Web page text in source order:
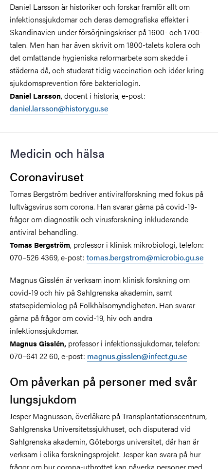
Daniel Larsson är historiker och forskar framför allt om
infektionssjukdomar och deras demografiska effekter i
Skandinavien under försörjningskriser på 1600- och 1700-
talen. Men han har även skrivit om 1800-talets kolera och
det omfattande hygieniska reformarbete som skedde i
städerna då, och studerat tidig vaccination och idéer kring
sjukdomsprevention före bakteriologin.
Daniel Larsson, docent i historia, e-post:
daniel.larsson@history.gu.se
Medicin och hälsa
Coronaviruset
Tomas Bergström bedriver antiviralforskning med fokus på
luftvägsvirus som corona. Han svarargärna på covid-19-
frågor om diagnostik och virusforskning inkluderande
antiviral behandling.
Tomas Bergström, professor i klinisk mikrobiologi, telefon:
070–526 4369, e-post: tomas.bergstrom@microbio.gu.se
Magnus Gisslén är verksam inom klinisk forskning om
covid-19 och hiv på Sahlgrenska akademin, samt
statsepidemiolog på Folkhälsomyndigheten. Han svarar
gärna på frågor om covid-19, hiv och andra
infektionssjukdomar.
Magnus Gisslén, professor i infektionssjukdomar, telefon:
070–641 22 60, e-post: magnus.gisslen@infect.gu.se
Om påverkan på personer med svår
lungsjukdom
Jesper Magnusson, överläkare på Transplantationscentrum,
Sahlgrenska Universitetssjukhuset, och disputerad vid
Sahlgrenska akademin, Göteborgs universitet, där han är
verksam i olika forskningsprojekt. Jesper kan svara på hur